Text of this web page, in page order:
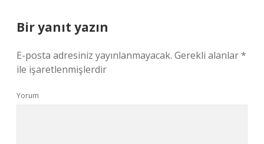
Bir yanıt yazın
E-posta adresiniz yayınlanmayacak. Gerekli alanlar*
ile işaretlenmişlerdir
Yorum